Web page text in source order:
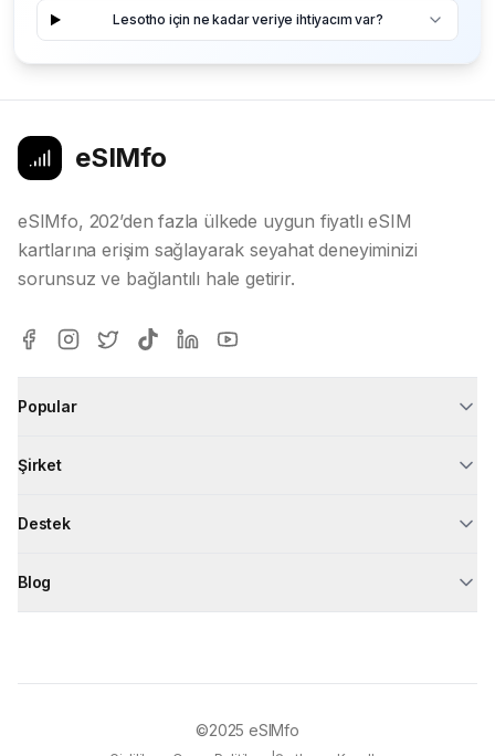
Lesotho için ne kadar veriye ihtiyacım var?
eSIMfo
eSIMfo, 202’den fazla ülkede uygun fiyatlı eSIM
kartlarına erişim sağlayarak seyahat deneyiminizi
sorunsuz ve bağlantılı hale getirir.
Popular
Şirket
Destek
Blog
©2025 eSIMfo